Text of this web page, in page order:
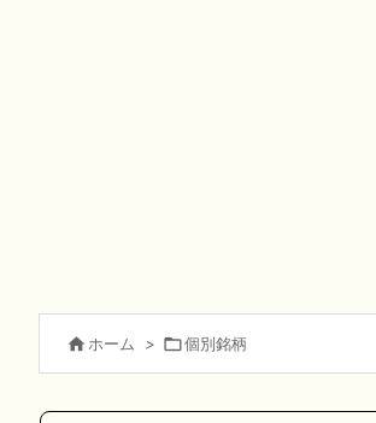
 ホーム > 個別銘柄